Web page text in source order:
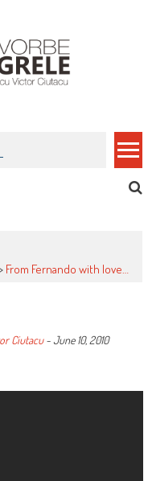
de facturi: nu plăti
From Fernando with love…
Ciutacu-June 10, 2010